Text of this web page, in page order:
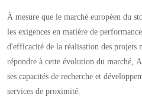
À mesure que le marché européen du
les exigences en matière de
d'efficacité de la réalisation des projets
répondre à cette évolution du marché,
ses capacités de recherche et
services de proximité.